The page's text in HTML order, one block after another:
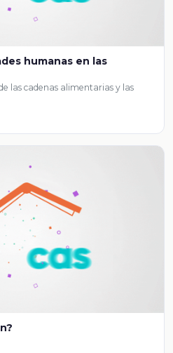
humanas en las
las cadenas alimentarias y las